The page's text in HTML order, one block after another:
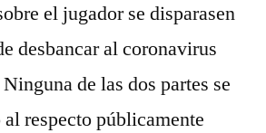
el jugador se disparasen
desbancar al coronavirus
de las dos partes se
respecto públicamente